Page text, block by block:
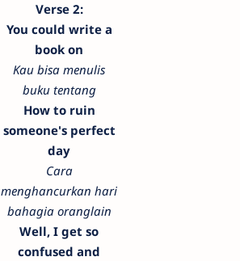
Verse 2:
You could write a
book on
Kau bisa menulis
buku tentang
How to ruin
someone's perfect
day
Cara
menghancurkan hari
bahagia oranglain
Well, I get so
confused and